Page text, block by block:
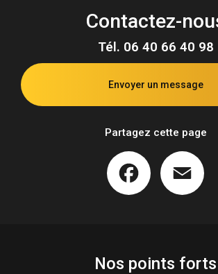
Contactez-
Tél. 06 40 66 40 98
Envoyer un message
Partagez cette page
Facebook
Nos points forts